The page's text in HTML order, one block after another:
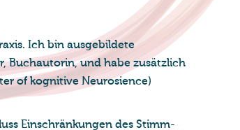
Ich bin ausgebildete
Buchautorin, und habe zusätzlich
of kognitive Neurosience)
Einschränkungen des Stimm-